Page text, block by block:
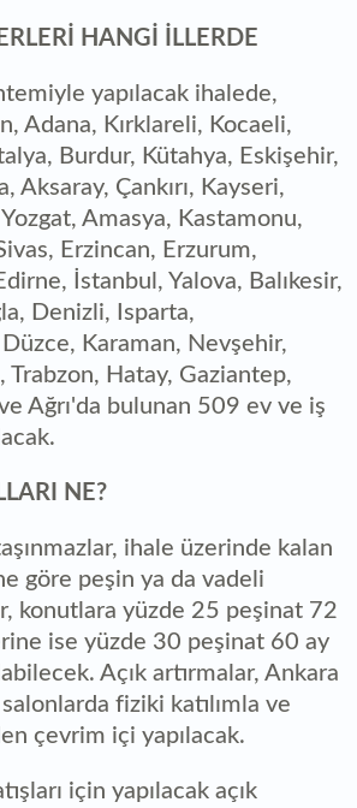
HANGİ İLLERDE
yapılacak ihalede,
Adana, Kırklareli, Kocaeli,
Burdur, Kütahya, Eskişehir,
Aksaray, Çankırı, Kayseri,
Amasya, Kastamonu,
Erzincan, Erzurum,
İstanbul, Yalova, Balıkesir,
Denizli, Isparta,
Karaman, Nevşehir,
Trabzon, Hatay, Gaziantep,
Ağrı'da bulunan 509 ev ve iş
NE?
ihale üzerinde kalan
göre peşin ya da vadeli
konutlara yüzde 25 peşinat 72
ise yüzde 30 peşinat 60 ay
Açık artırmalar, Ankara
fiziki katılımla ve
çevrim içi yapılacak.
için yapılacak açık